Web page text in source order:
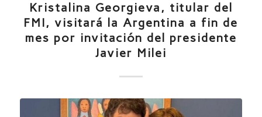
Kristalina Georgieva, titular del
FMI, visitará la Argentina a fin de
mes por invitación del presidente
Javier Milei